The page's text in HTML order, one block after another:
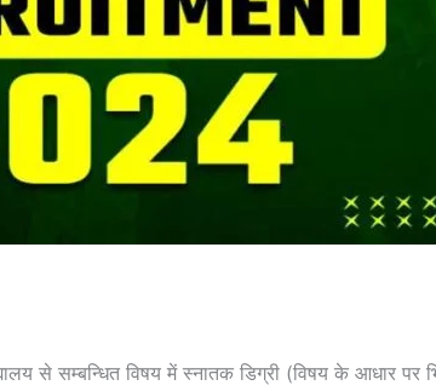
से सम्बन्धित विषय में स्नातक डिग्री (विषय के आधार पर